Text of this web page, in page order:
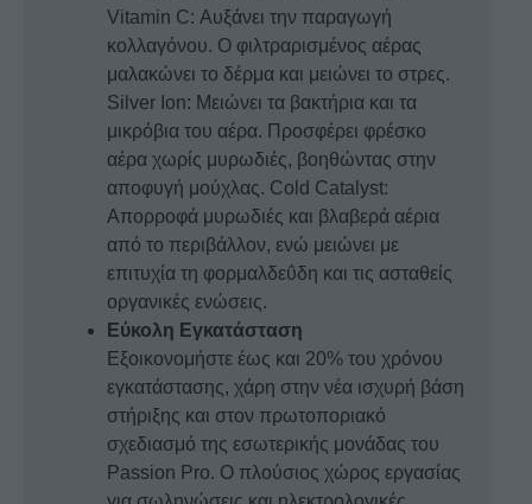
Vitamin C: Αυξάνει την παραγωγή
κολλαγόνου. Ο φιλτραρισμένος αέρας
μαλακώνει το δέρμα και μειώνει το στρες.
Silver Ion: Μειώνει τα βακτήρια και τα
μικρόβια του αέρα. Προσφέρει φρέσκο
αέρα χωρίς μυρωδιές, βοηθώντας στην
αποφυγή μούχλας. Cold Catalyst:
Απορροφά μυρωδιές και βλαβερά αέρια
από το περιβάλλον, ενώ μειώνει με
επιτυχία τη φορμαλδεΰδη και τις ασταθείς
οργανικές ενώσεις.
Εύκολη Εγκατάσταση
Εξοικονομήστε έως και 20% του χρόνου
εγκατάστασης, χάρη στην νέα ισχυρή βάση
στήριξης και στον πρωτοποριακό
σχεδιασμό της εσωτερικής μονάδας του
Passion Pro. Ο πλούσιος χώρος εργασίας